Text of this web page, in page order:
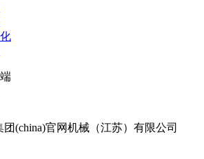
团(china)官网机械（江苏）有限公司